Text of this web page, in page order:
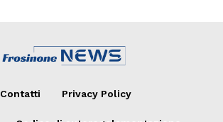
Contatti Privacy Policy